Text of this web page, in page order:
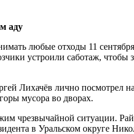
аду
любые отходы 11
устроили саботаж, чтобы
Лихачёв лично посмотрел
мусора во дворах.
чрезвычайной ситуации.
в Уральском округе